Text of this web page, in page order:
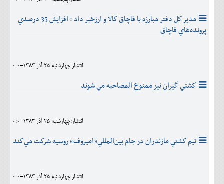
مدير كل‌ دفتر مبارزه‌ با قاچاق‌ كالا و ارزخبر داد : افزايش‌ 35 درصدي‌
پرونده‌هاي‌ قاچاق‌
انتشار:چهارشنبه 25 آذر 1383-0:0
كشتي گيران نيز ممنوع المصاحبه مي شوند
انتشار:چهارشنبه 25 آذر 1383-0:0
تيم كشتي مازندران در جام بين‌المللي«اميروف» روسيه شركت مي‌كند
انتشار:چهارشنبه 25 آذر 1383-0:0